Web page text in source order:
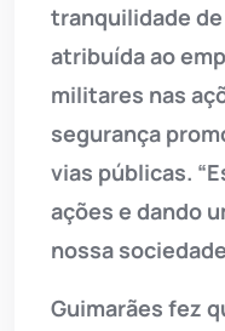
tranquilidade
atribuída ao
militares nas
segurança
vias públicas.
ações e dando
nossa
Guimarães fez